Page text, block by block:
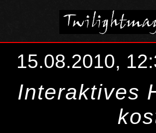
15.08.2010,
Interaktives